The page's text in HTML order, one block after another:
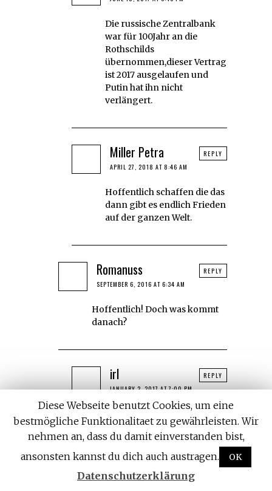
Die russische Zentralbank
war für 100Jahr an die
Rothschilds
übernommen,dieser Vertrag
ist 2017 ausgelaufen und
Putin hat ihn nicht
verlängert.
Miller Petra
APRIL 27, 2018 AT 8:46 AM
Hoffentlich schaffen die das
dann gibt es endlich Frieden
auf der ganzen Welt.
REPLY
Romanuss
SEPTEMBER 6, 2016 AT 6:34 AM
Hoffentlich! Doch was kommt
danach?
REPLY
irl
JANUARY 2, 2017 AT 7:00 PM
REPLY
Hans Hermann
APRIL 20, 2018 AT 3:10 PM
REPLY
Diese Webseite benutzt Cookies, um eine
bestmögliche Funktionalitaet zu gewährleisten. Wir
nehmen an, dass du damit einverstanden bist,
ansonsten kannst du dich auch austragen.
OK
Datenschutzerklärung